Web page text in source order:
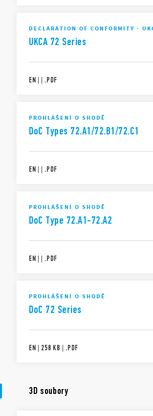
DECLARATION OF CONFORMITY -
UKCA 72 Series
EN | | .PDF
PROHLÁŠENÍ O SHODĚ
DoC Types 72.A1/72.B1/72.C1
EN | | .PDF
PROHLÁŠENÍ O SHODĚ
DoC Type 72.A1-72.A2
EN | | .PDF
PROHLÁŠENÍ O SHODĚ
DoC 72 Series
EN | 258 KB | .PDF
3D soubory